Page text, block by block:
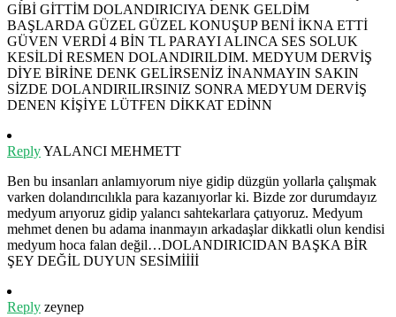
GİBİ GİTTİM DOLANDIRICIYA DENK GELDİM
BAŞLARDA GÜZEL GÜZEL KONUŞUP BENİ İKNA ETTİ
GÜVEN VERDİ 4 BİN TL PARAYI ALINCA SES SOLUK
KESİLDİ RESMEN DOLANDIRILDIM. MEDYUM DERVİŞ
DİYE BİRİNE DENK GELİRSENİZ İNANMAYIN SAKIN
SİZDE DOLANDIRILIRSINIZ SONRA MEDYUM DERVİŞ
DENEN KİŞİYE LÜTFEN DİKKAT EDİNN
ReplyYALANCI MEHMETT
Ben bu insanları anlamıyorum niye gidip düzgün yollarla çalışmak
varken dolandırıcılıkla para kazanıyorlar ki. Bizde zor durumdayız
medyum arıyoruz gidip yalancı sahtekarlara çatıyoruz. Medyum
mehmet denen bu adama inanmayın arkadaşlar dikkatli olun kendisi
medyum hoca falan değil…DOLANDIRICIDAN BAŞKA BİR
ŞEY DEĞİL DUYUN SESİMİİİİ
Reply zeynep